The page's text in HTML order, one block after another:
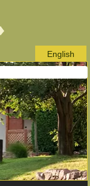
English